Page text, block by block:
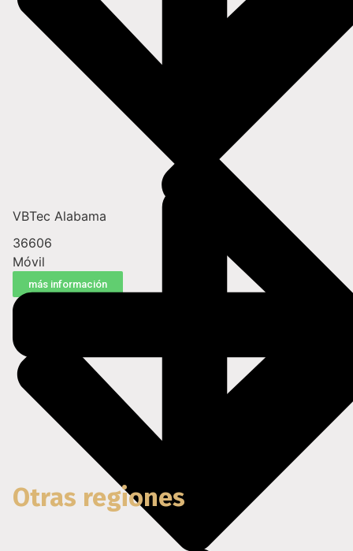
VBTec Alabama
36606
Móvil
más información
Otras regiones